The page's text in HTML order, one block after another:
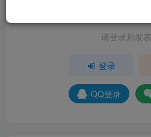
请登录后发
登录
QQ登录